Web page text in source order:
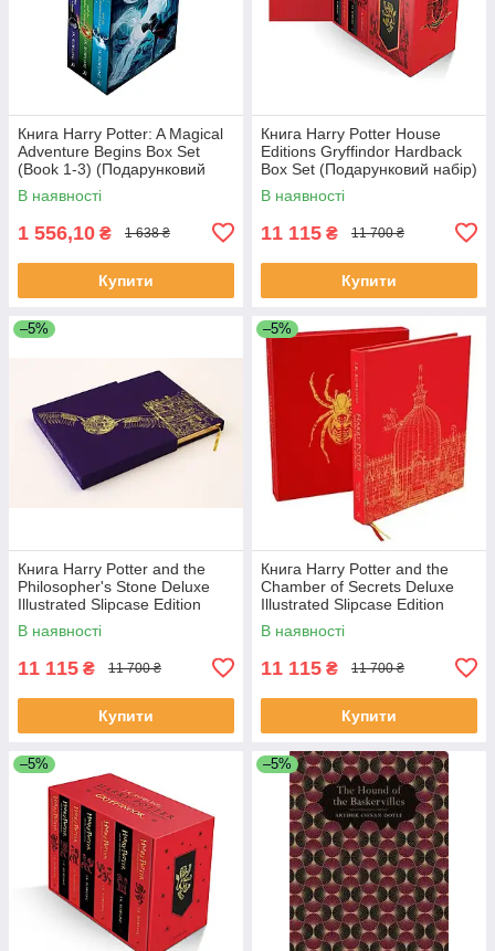
Книга Harry Potter: A Magical
Adventure Begins Box Set
(Book 1-3) (Подарунковий
набір)
В наявності
1 556,10 ₴ 1 638 ₴
Купити
Книга Harry Potter House
Editions Gryffindor Hardback
Box Set (Подарунковий набір)
В наявності
11 115 ₴ 11 700 ₴
Купити
–5%
Книга Harry Potter and the
Philosopher's Stone Deluxe
Illustrated Slipcase Edition
художня література
В наявності
11 115 ₴ 11 700 ₴
Купити
–5%
Книга Harry Potter and the
Chamber of Secrets Deluxe
Illustrated Slipcase Edition
художня література
В наявності
11 115 ₴ 11 700 ₴
Купити
–5% –5%